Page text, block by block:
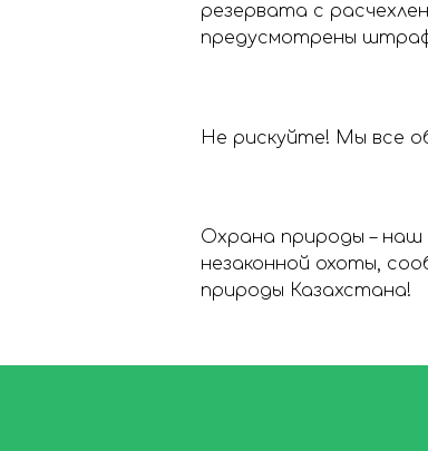
резервата с
предусмотрены
Не рискуйте! Мы все
Охрана природы – наш
незаконной охоты,
природы Казахстана!